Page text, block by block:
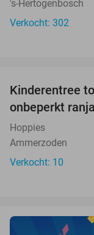
's-Hertogenbosch
Verkocht: 302
TODAY
Kinderentree
onbeperkt
Hoppies
Ammerzoden
Verkocht: 10